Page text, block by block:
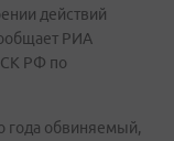
действий
РИА
СК РФ по
года обвиняемый,